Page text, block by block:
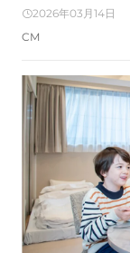
2026年03月14日
CM